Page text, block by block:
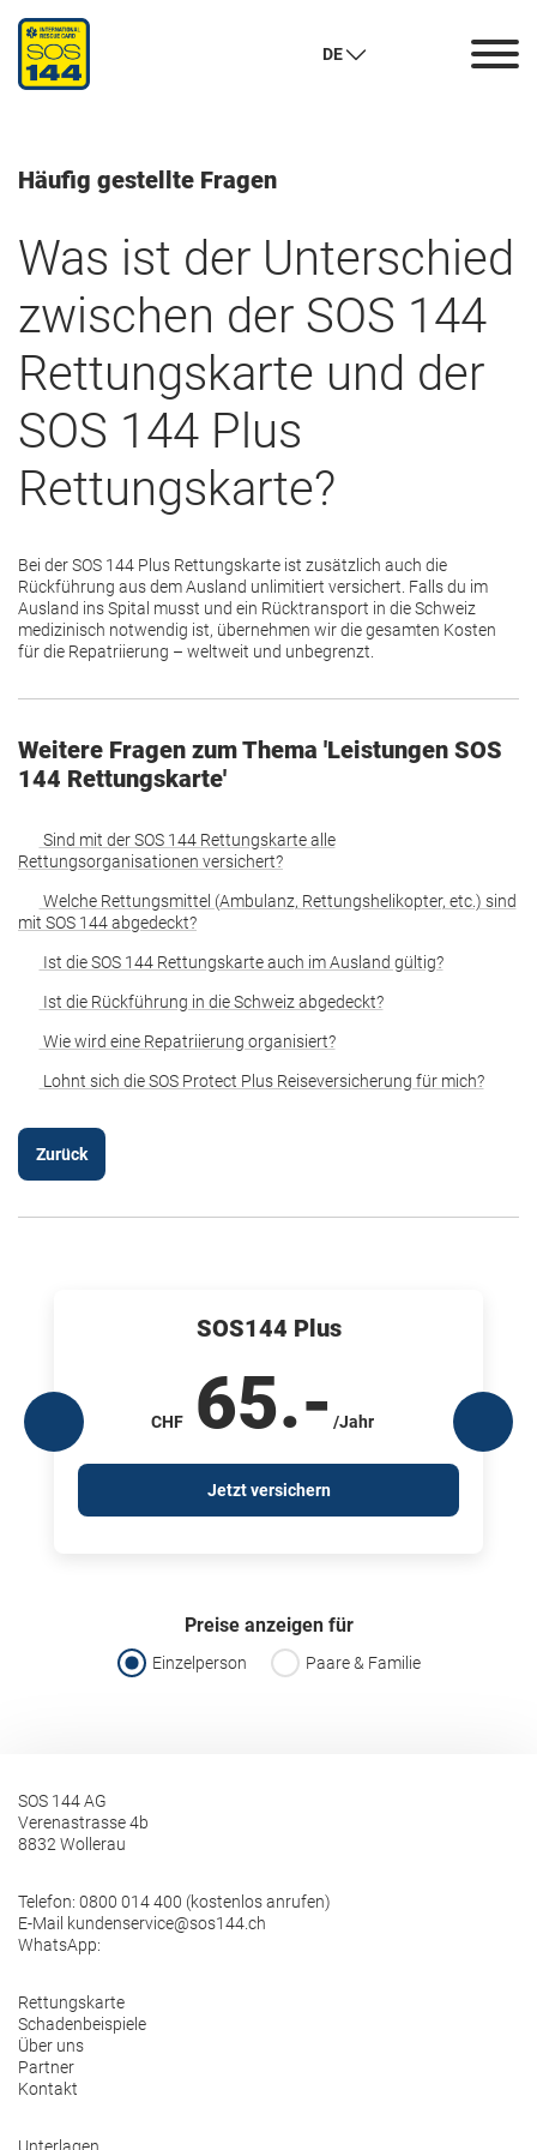
DE
Häufig gestellte Fragen
Was ist der Unterschied
zwischen der SOS 144
Rettungskarte und der
SOS 144 Plus
Rettungskarte?
Bei der SOS 144 Plus Rettungskarte ist zusätzlich auch die
Rückführung aus dem Ausland unlimitiert versichert. Falls du im
Ausland ins Spital musst und ein Rücktransport in die Schweiz
medizinisch notwendig ist, übernehmen wir die gesamten Kosten
für die Repatriierung – weltweit und unbegrenzt.
Weitere Fragen zum Thema 'Leistungen SOS
144 Rettungskarte'
Sind mit der SOS 144 Rettungskarte alle
Rettungsorganisationen versichert?
Welche Rettungsmittel (Ambulanz, Rettungshelikopter, etc.) sind
mit SOS 144 abgedeckt?
Ist die SOS 144 Rettungskarte auch im Ausland gültig?
Ist die Rückführung in die Schweiz abgedeckt?
Wie wird eine Repatriierung organisiert?
Lohnt sich die SOS Protect Plus Reiseversicherung für mich?
Zurück
SOS144 Plus
CHF 65.- /Jahr
Jetzt versichern
Preise anzeigen für
Einzelperson Paare & Familie
SOS 144 AG
Verenastrasse 4b
8832 Wollerau
Telefon: 0800 014 400 (kostenlos anrufen)
E-Mail kundenservice@sos144.ch
WhatsApp:
Rettungskarte
Schadenbeispiele
Über uns
Partner
Kontakt